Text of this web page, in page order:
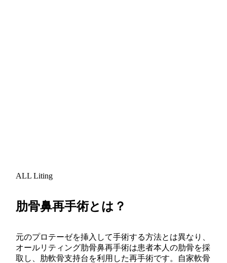
ALL Liting
肋骨鼻再手術とは？
元のプロテーゼを挿入して手術する方法とは異なり、
オールリティング肋骨鼻再手術は患者本人の肋骨を採
取し、肋軟骨支持台を利用した再手術です。自家軟骨